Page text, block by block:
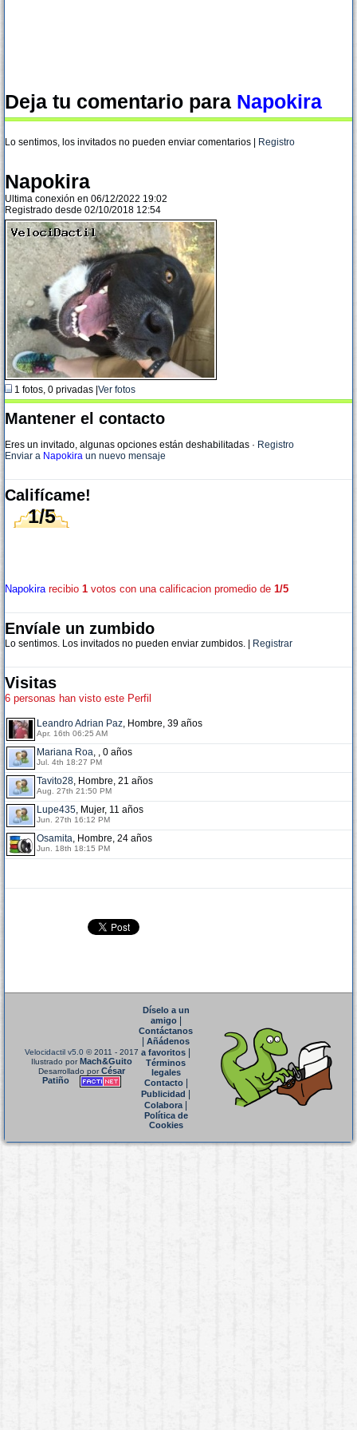
Deja tu comentario para Napokira
Lo sentimos, los invitados no pueden enviar comentarios | Registro
Napokira
Ultima conexión en 06/12/2022 19:02
Registrado desde 02/10/2018 12:54
1 fotos, 0 privadas | Ver fotos
Mantener el contacto
Eres un invitado, algunas opciones están deshabilitadas · Registro
Enviar a Napokira un nuevo mensaje
Califícame!
1/5
Napokirarecibio 1 votos con una calificacion promedio de 1/5
Envíale un zumbido
Lo sentimos. Los invitados no pueden enviar zumbidos. | Registrar
Visitas
6 personas han visto este Perfil
Leandro Adrian Paz, Hombre, 39 años
Apr. 16th 06:25 AM
Mariana Roa, , 0 años
Jul. 4th 18:27 PM
Tavito28, Hombre, 21 años
Aug. 27th 21:50 PM
Lupe435, Mujer, 11 años
Jun. 27th 16:12 PM
Osamita, Hombre, 24 años
Jun. 18th 18:15 PM
Velocidactil v5.0 © 2011 - 2017
Ilustrado porMach&Guito
Desarrollado porCésar
Patiño
Díselo a un
amigo|
Contáctanos
Añádenos
a favoritos
Términos
legales
Contacto|
Publicidad
Colabora|
Política de
Cookies